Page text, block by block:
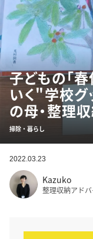
子どもの「春
いく"学校
の母・整理
掃除・暮らし
2022.03.23
Kazuko
整理収納アド